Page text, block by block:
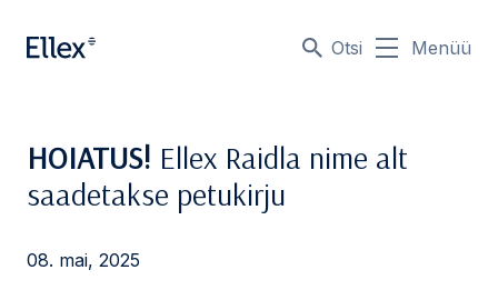
Otsi Menüü
HOIATUS! Ellex Raidla nime alt
saadetakse petukirju
08. mai, 2025